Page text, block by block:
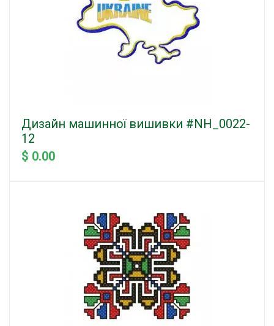
Дизайн машинної вишивки #NH_0022-
12
$ 0.00